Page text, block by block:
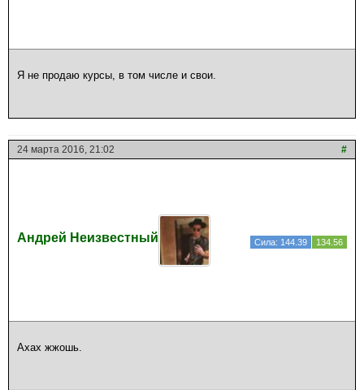
Я не продаю курсы, в том числе и свои.
24 марта 2016, 21:02 #
Андрей Неизвестный Сила: 144.39 134.56
Ахах жжошь.